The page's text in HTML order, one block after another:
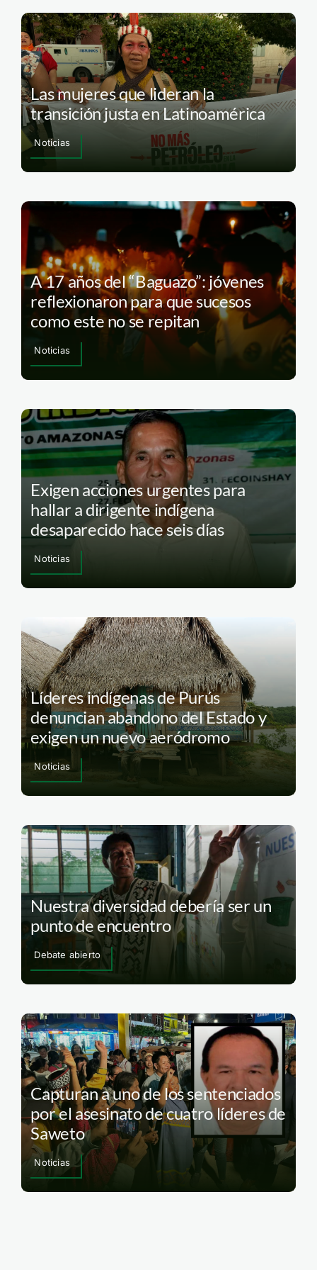
Las mujeres que lideran la
transición justa en Latinoamérica
Noticias
A 17 años del “Baguazo”: jóvenes
reflexionaron para que sucesos
como este no se repitan
Noticias
Exigen acciones urgentes para
hallar a dirigente indígena
desaparecido hace seis días
Noticias
Líderes indígenas de Purús
denuncian abandono del Estado y
exigen un nuevo aeródromo
Noticias
Nuestra diversidad debería ser un
punto de encuentro
Debate abierto
Capturan a uno de los sentenciados
por el asesinato de cuatro líderes de
Saweto
Noticias